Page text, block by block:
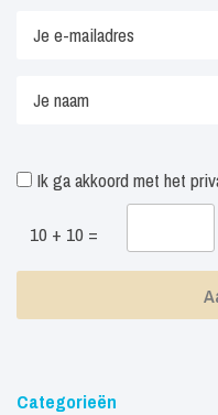
Ik ga akkoord met het
10 + 10 =
Categorieën